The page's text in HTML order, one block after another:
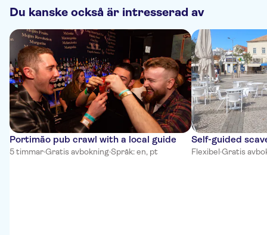
Du kanske också är intresserad av
Portimão pub crawl with a local guide
5 timmar·Gratis avbokning·Språk: en, pt
Self-guided
Flexibel·Gratis